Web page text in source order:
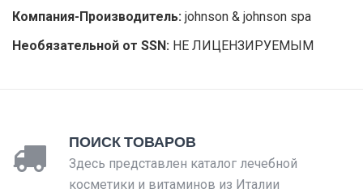
Компания-Производитель: johnson & johnson spa
Необязательной от SSN: НЕ ЛИЦЕНЗИРУЕМЫМ
ПОИСК ТОВАРОВ
Здесь представлен каталог лечебной
косметики и витаминов из Италии